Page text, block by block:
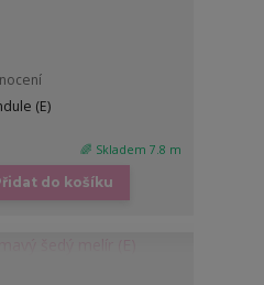
(E)
🌈 Skladem 7.8 m
do košíku